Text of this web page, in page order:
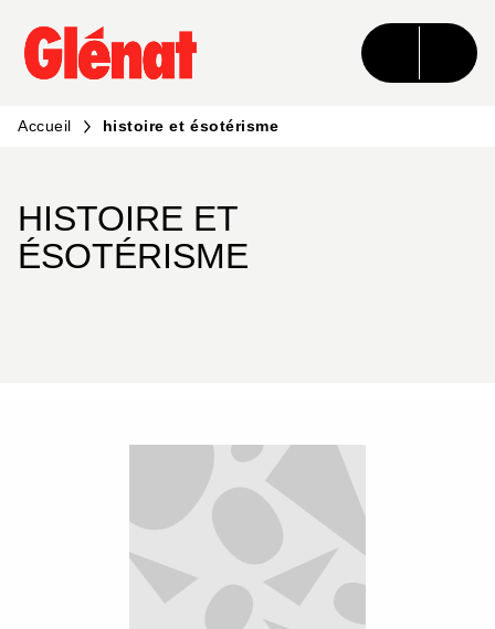
MENU RECHERCHE CONTENU
PIED DE PAGE
Accueil histoire et ésotérisme
HISTOIRE ET
ÉSOTÉRISME